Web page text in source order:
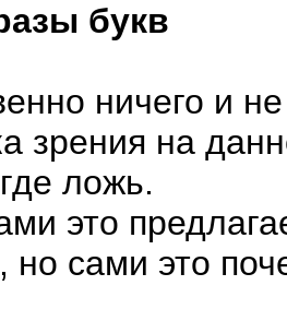
букв
ничего и
зрения на
ложь.
это
сами это